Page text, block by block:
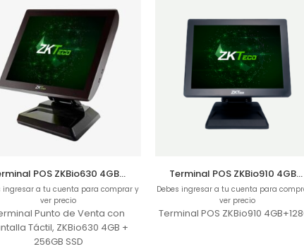
Terminal POS ZKBio630 4GB+256GB
ingresar a tu cuenta para comprar y
ver precio
Punto de Venta con
Táctil, ZKBio630 4GB +
256GB SSD
Terminal POS ZKBio910 4GB+128GB
Debes ingresar a tu cuenta para
ver precio
Terminal POS ZKBio910